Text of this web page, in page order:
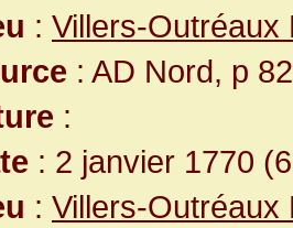
: Villers-Outréaux
: AD Nord, p
:
: 2 janvier 1770
: Villers-Outréaux